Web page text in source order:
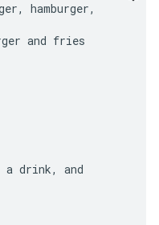
hamburger,
and fries
a drink, and